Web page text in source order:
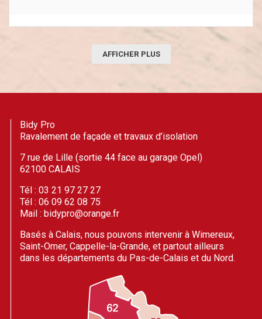
AFFICHER PLUS
Bidy Pro
Ravalement de façade et travaux d’isolation
7 rue de Lille (sortie 44 face au garage Opel)
62100 CALAIS
Tél : 03 21 97 27 27
Tél : 06 09 62 08 75
Mail : bidypro@orange.fr
Basés à Calais, nous pouvons intervenir à Wimereux,
Saint-Omer, Cappelle-la-Grande, et partout ailleurs
dans les départements du Pas-de-Calais et du Nord.